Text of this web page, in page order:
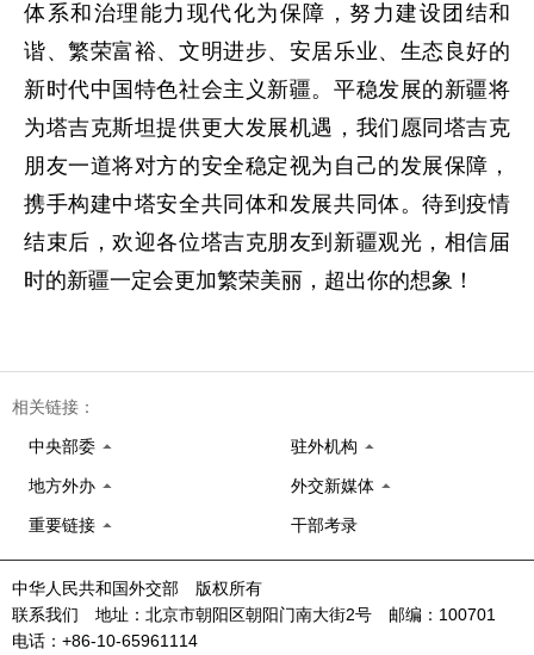
体系和治理能力现代化为保障，努力建设团结和
谐、繁荣富裕、文明进步、安居乐业、生态良好的
新时代中国特色社会主义新疆。平稳发展的新疆将
为塔吉克斯坦提供更大发展机遇，我们愿同塔吉克
朋友一道将对方的安全稳定视为自己的发展保障，
携手构建中塔安全共同体和发展共同体。待到疫情
结束后，欢迎各位塔吉克朋友到新疆观光，相信届
时的新疆一定会更加繁荣美丽，超出你的想象！
相关链接：
中央部委 驻外机构
地方外办 外交新媒体
重要链接 干部考录
中华人民共和国外交部 版权所有
联系我们 地址：北京市朝阳区朝阳门南大街2号 邮编：100701
电话：+86-10-65961114